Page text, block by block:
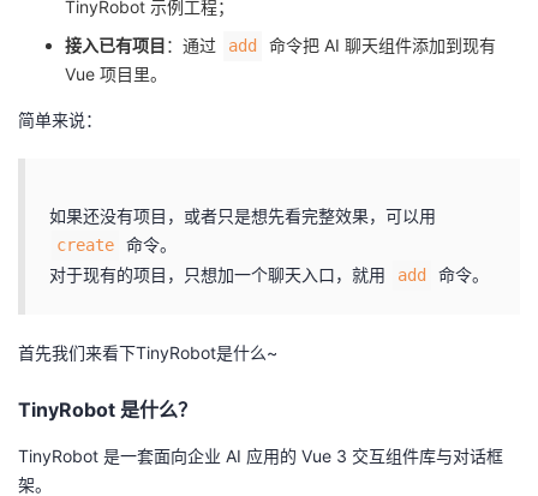
播
活
的
注
我
者
学
堂
支
持
TinyRobot 示例工程；
接入已有项目：通过 add
命令把 AI 聊天组件添加到现有
Vue 项目里。
简单来说：
如果还没有项目，或者只是想先看完整效果，可以用
create
命令。
对于现有的项目，只想加一个聊天入口，就用
add 命令。
首先我们来看下TinyRobot是什么~
TinyRobot 是什么？
TinyRobot 是一套面向企业 AI 应用的 Vue 3 交互组件库与对话框
架。